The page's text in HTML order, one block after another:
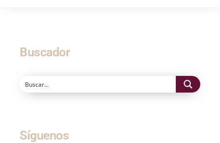
Buscador
Síguenos